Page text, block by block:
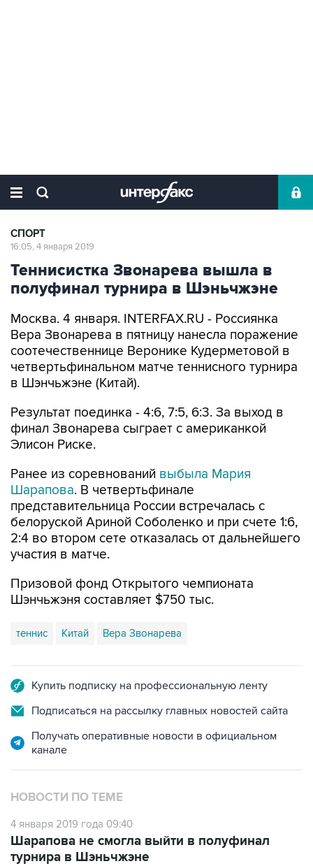
СПОРТ
16:05, 4 января 2019
Теннисистка Звонарева вышла в
полуфинал турнира в Шэньчжэне
Москва. 4 января. INTERFAX.RU - Россиянка
Вера Звонарева в пятницу нанесла поражение
соотечественнице Веронике Кудерметовой в
четвертьфинальном матче теннисного турнира
в Шэнчьжэне (Китай).
Результат поединка - 4:6, 7:5, 6:3. За выход в
финал Звонарева сыграет с американкой
Элисон Риске.
Ранее из соревнований выбыла Мария
Шарапова. В четвертьфинале
представительница России встречалась с
белоруской Ариной Соболенко и при счете 1:6,
2:4 во втором сете отказалась от дальнейшего
участия в матче.
Призовой фонд Открытого чемпионата
Шэнчьжэня составляет $750 тыс.
теннис Китай Вера Звонарева
Купить подписку на профессиональную ленту
Подписаться на рассылку главных новостей сайта
Получать оперативные новости в официальном
канале
НОВОСТИ ПО ТЕМЕ
4 января 2019 года 09:40
Шарапова не смогла выйти в полуфинал
турнира в Шэньчжэне